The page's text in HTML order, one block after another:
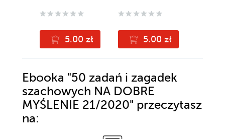
5.00 zł 5.00 zł
Ebooka "50 zadań i zagadek
szachowych NA DOBRE
MYŚLENIE 21/2020" przeczytasz
na: